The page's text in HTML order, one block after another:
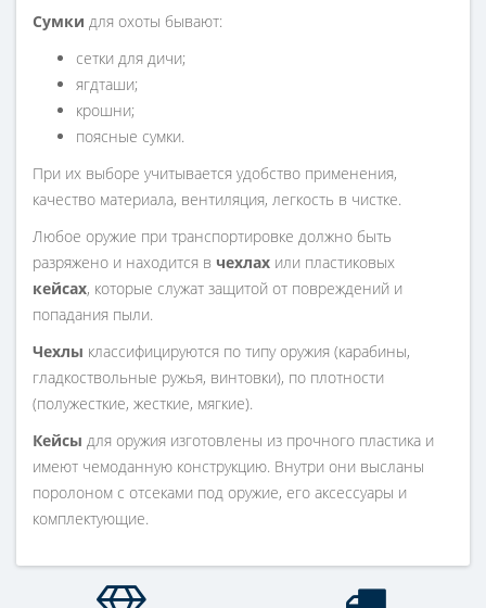
Сумки для охоты бывают:
сетки для дичи;
ягдташи;
крошни;
поясные сумки.
При их выборе учитывается удобство применения,
качество материала, вентиляция, легкость в чистке.
Любое оружие при транспортировке должно быть
разряжено и находится в чехлах или пластиковых
кейсах, которые служат защитой от повреждений и
попадания пыли.
Чехлы классифицируются по типу оружия (карабины,
гладкоствольные ружья, винтовки), по плотности
(полужесткие, жесткие, мягкие).
Кейсы для оружия изготовлены из прочного пластика и
имеют чемоданную конструкцию. Внутри они высланы
поролоном с отсеками под оружие, его аксессуары и
комплектующие.